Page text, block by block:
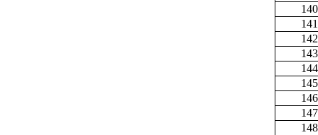
140
141
142
143
144
145
146
147
148